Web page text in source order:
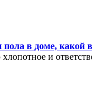
в доме, какой
и